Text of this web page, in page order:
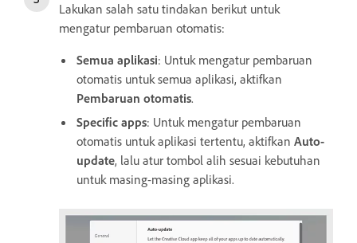
Lakukan salah satu tindakan berikut untuk
mengatur pembaruan otomatis:
Semua aplikasi: Untuk mengatur pembaruan
otomatis untuk semua aplikasi, aktifkan
Pembaruan otomatis.
Specific apps: Untuk mengatur pembaruan
otomatis untuk aplikasi tertentu, aktifkan Auto-
update, lalu atur tombol alih sesuai kebutuhan
untuk masing-masing aplikasi.